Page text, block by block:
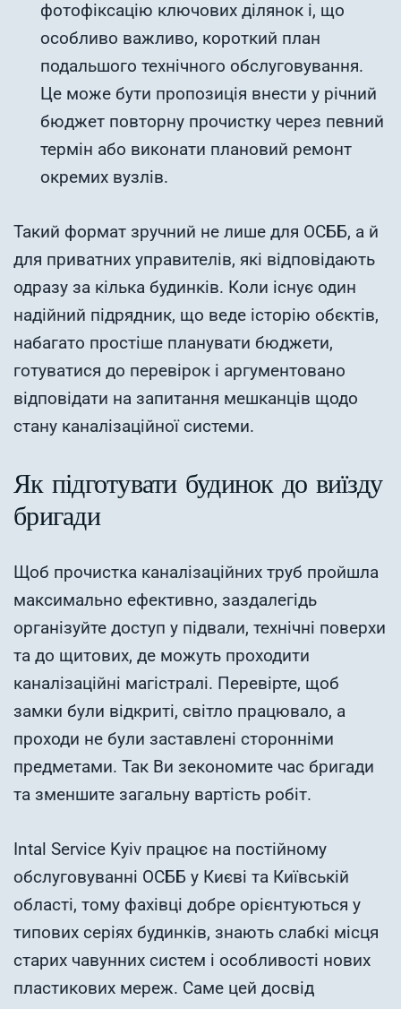
фотофіксацію ключових ділянок і, що
особливо важливо, короткий план
подальшого технічного обслуговування.
Це може бути пропозиція внести у річний
бюджет повторну прочистку через певний
термін або виконати плановий ремонт
окремих вузлів.
Такий формат зручний не лише для ОСББ, а й
для приватних управителів, які відповідають
одразу за кілька будинків. Коли існує один
надійний підрядник, що веде історію обєктів,
набагато простіше планувати бюджети,
готуватися до перевірок і аргументовано
відповідати на запитання мешканців щодо
стану каналізаційної системи.
Як підготувати будинок до виїзду
бригади
Щоб прочистка каналізаційних труб пройшла
максимально ефективно, заздалегідь
організуйте доступ у підвали, технічні поверхи
та до щитових, де можуть проходити
каналізаційні магістралі. Перевірте, щоб
замки були відкриті, світло працювало, а
проходи не були заставлені сторонніми
предметами. Так Ви зекономите час бригади
та зменшите загальну вартість робіт.
Intal Service Kyiv працює на постійному
обслуговуванні ОСББ у Києві та Київській
області, тому фахівці добре орієнтуються у
типових серіях будинків, знають слабкі місця
старих чавунних систем і особливості нових
пластикових мереж. Саме цей досвід